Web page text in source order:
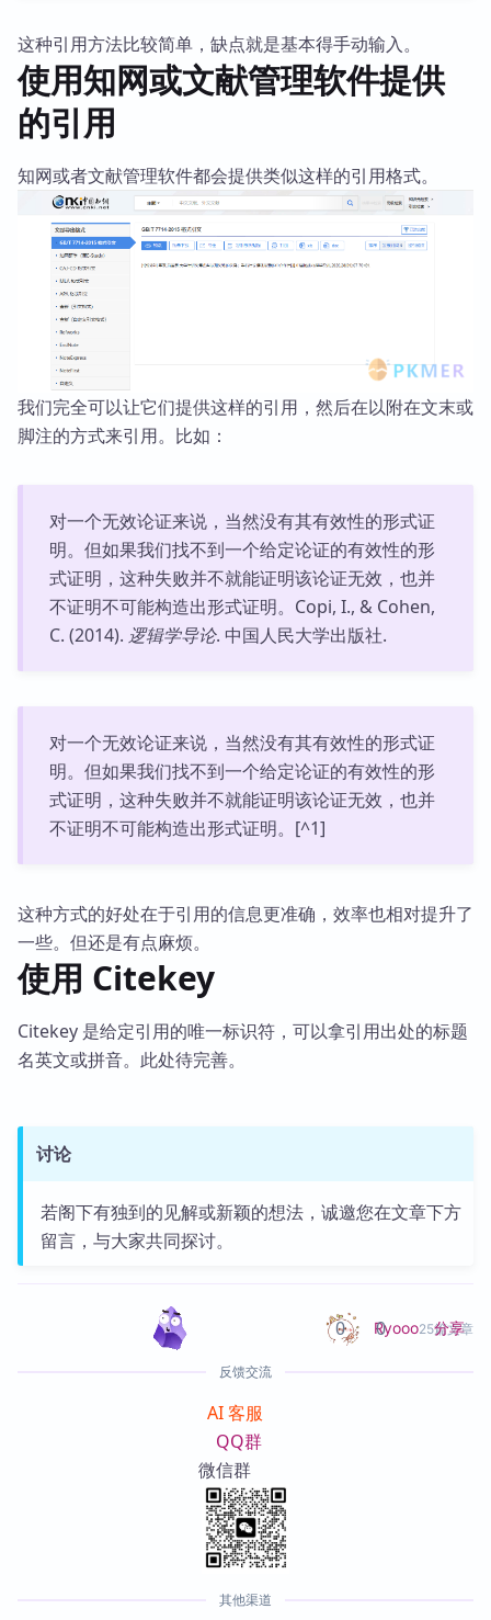
这种引用方法比较简单，缺点就是基本得手动输入。
使用知网或文献管理软件提供
的引用
知网或者文献管理软件都会提供类似这样的引用格式。
我们完全可以让它们提供这样的引用，然后在以附在文末或
脚注的方式来引用。比如：
对一个无效论证来说，当然没有其有效性的形式证
明。但如果我们找不到一个给定论证的有效性的形
式证明，这种失败并不就能证明该论证无效，也并
不证明不可能构造出形式证明。Copi, I., & Cohen,
C. (2014). 逻辑学导论. 中国人民大学出版社.
对一个无效论证来说，当然没有其有效性的形式证
明。但如果我们找不到一个给定论证的有效性的形
式证明，这种失败并不就能证明该论证无效，也并
不证明不可能构造出形式证明。[^1]
这种方式的好处在于引用的信息更准确，效率也相对提升了
一些。但还是有点麻烦。
使用 Citekey
Citekey 是给定引用的唯一标识符，可以拿引用出处的标题
名英文或拼音。此处待完善。
讨论
若阁下有独到的见解或新颖的想法，诚邀您在文章下方
留言，与大家共同探讨。
Ryooo25篇文章
0 0 分享
反馈交流
AI 客服
QQ群
微信群
其他渠道